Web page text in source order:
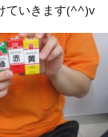
ていきます(^^)v